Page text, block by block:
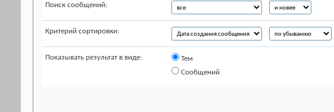
Поиск сообщений:
Критерий сортировки:
Показывать результат в виде:
Тем
Сообщений